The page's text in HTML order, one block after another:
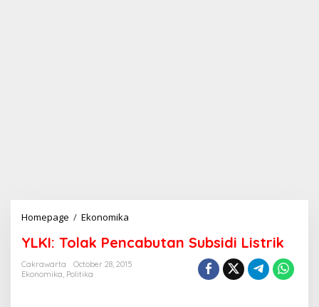
Homepage / Ekonomika
K
:
YLKI: Tolak Pencabutan Subsidi Listrik
Cakrawarta
October 28, 2015
Ekonomika, Politika